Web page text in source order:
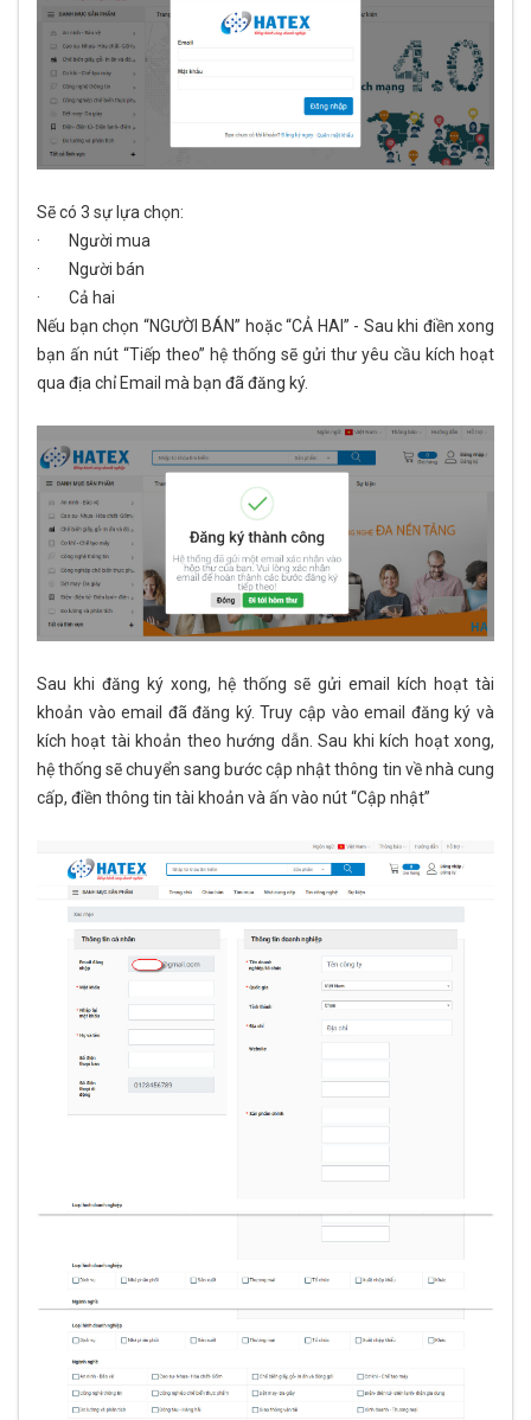
Sẽ có 3 sự lựa chọn:
· Người mua
· Người bán
· Cả hai
Nếu bạn chọn “NGƯỜI BÁN” hoặc “CẢ HAI” - Sau khi điền xong
bạn ấn nút “Tiếp theo” hệ thống sẽ gửi thư yêu cầu kích hoạt
qua địa chỉ Email mà bạn đã đăng ký.
Sau khi đăng ký xong, hệ thống sẽ gửi email kích hoạt tài
khoản vào email đã đăng ký. Truy cập vào email đăng ký và
kích hoạt tài khoản theo hướng dẫn. Sau khi kích hoạt xong,
hệ thống sẽ chuyển sang bước cập nhật thông tin về nhà cung
cấp, điền thông tin tài khoản và ấn vào nút “Cập nhật”